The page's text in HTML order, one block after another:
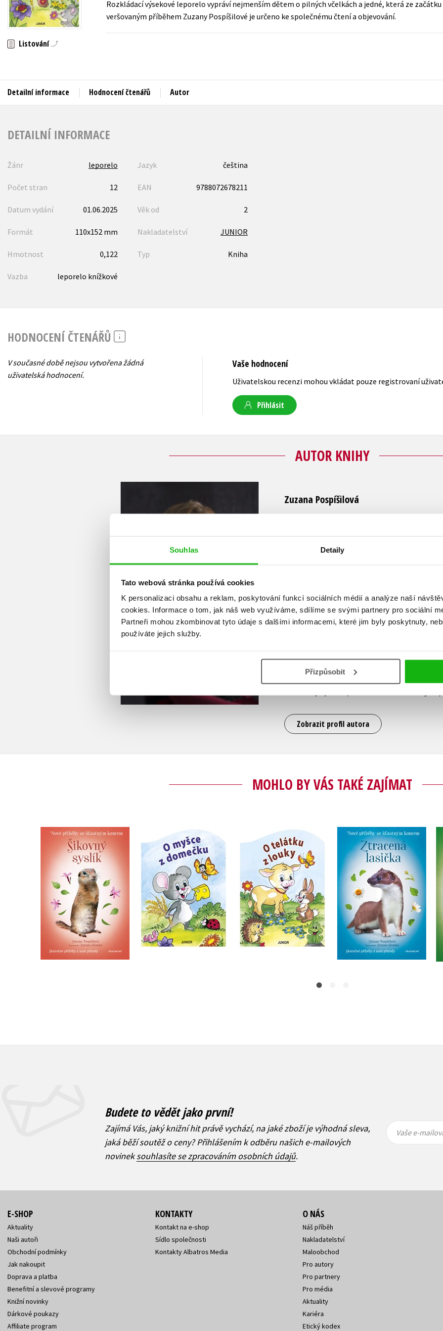
Souhlas Detaily
Tato webová stránka používá cookies
K personalizaci obsahu a reklam, poskytování funkcí sociálních médií a analýze naší
cookies. Informace o tom, jak náš web využíváme, sdílíme se svými partnery pro sociální
Partneři mohou zkombinovat tyto údaje s dalšími informacemi, které jim byly poskytnuty,
používáte jejich služby.
Přizpůsobit
Auto - moto
Beletrie pro děti
Beletrie pro dospělé
Jazyky
Kalendáře
Populárně - naučná pro dospělé
Populárně - naučné pro děti
Young adult (SK)
Zahraniční literatura
Všechny tituly
Listování
Rozkládací výsekové leporelo vypráví nejmenším dětem o pilných včelkách a jedné, která ze
veršovaným příběhem Zuzany Pospíšilové je určeno ke společnému čtení a objevování.
Detailní informace Hodnocení čtenářů Autor
DETAILNÍ INFORMACE
Žánr leporelo Jazyk čeština
Počet stran 12 EAN 9788072678211
Datum vydání 01.06.2025 Věk od 2
Formát 110x152 mm Nakladatelství JUNIOR
Hmotnost 0,122 Typ Kniha
Vazba leporelo knížkové
HODNOCENÍ ČTENÁŘŮ
V současné době nejsou vytvořena žádná
uživatelská hodnocení.
Vaše hodnocení
Uživatelskou recenzi mohou vkládat pouze registrovaní
Přihlásit
AUTOR KNIHY
Zuzana Pospíšilová
Speciálně pedagogickém centru pro děti s
dětská leporela.
KnihyLumpíček a RošťandaneboBez práce
Polabském knižním veletrhu. Kniha
Vánoční pohádkyaZlobivé pohádky .
V současné době už se věnuje jen literární
Zobrazit profil autora
MOHLO BY VÁS TAKÉ ZAJÍMAT
Nové příběhy se
šťastným koncem –
Šikovný syslík
Zuzana Pospíšilová
Do košíku
229 Kč
183 Kč
O myšce z domečku
Zuzana Pospíšilová
Do košíku
89 Kč
71 Kč
O telátku z louky
Zuzana Pospíšilová
Do košíku
89 Kč
71 Kč
Nové příběhy se
šťastným koncem –
Ztracená lasička
Zuzana Pospíšilová
Do košíku
229 Kč
183 Kč
Budete to vědět jako první!
Zajímá Vás, jaký knižní hit právě vychází, na jaké zboží je výhodná sleva,
jaká běží soutěž o ceny? Přihlášením k odběru našich e-mailových
novineksouhlasíte se zpracováním osobních údajů.
mailová
mailová
Vaše e-
E-SHOP
Aktuality
Naši autoři
Obchodní podmínky
Jak nakoupit
Doprava a platba
Benefitní a slevové programy
Knižní novinky
Dárkové poukazy
Affiliate program
KONTAKTY
Kontakt na e-shop
Sídlo společnosti
Kontakty Albatros Media
O NÁS
Náš příběh
Nakladatelství
Maloobchod
Pro autory
Pro partnery
Pro média
Aktuality
Kariéra
Etický kodex